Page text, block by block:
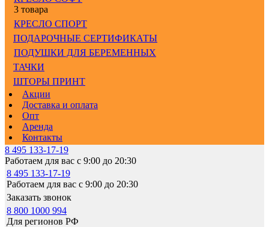
3 товара
КРЕСЛО СПОРТ
ПОДАРОЧНЫЕ СЕРТИФИКАТЫ
ПОДУШКИ ДЛЯ БЕРЕМЕННЫХ
ТАЧКИ
ШТОРЫ ПРИНТ
Акции
Доставка и оплата
Опт
Аренда
Контакты
8 495 133-17-19
Работаем для вас с 9:00 до 20:30
8 495 133-17-19
Работаем для вас с 9:00 до 20:30
Заказать звонок
8 800 1000 994
Для регионов РФ